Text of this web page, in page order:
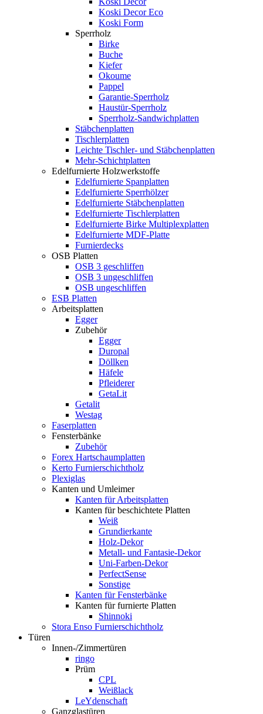
Koski Decor Eco
Koski Form
Sperrholz
Birke
Buche
Kiefer
Okoume
Pappel
Garantie-Sperrholz
Haustür-Sperrholz
Sperrholz-Sandwichplatten
Stäbchenplatten
Tischlerplatten
Leichte Tischler- und Stäbchenplatten
Mehr-Schichtplatten
Edelfurnierte Holzwerkstoffe
Edelfurnierte Spanplatten
Edelfurnierte Sperrhölzer
Edelfurnierte Stäbchenplatten
Edelfurnierte Tischlerplatten
Edelfurnierte Birke Multiplexplatten
Edelfurnierte MDF-Platte
Furnierdecks
OSB Platten
OSB 3 geschliffen
OSB 3 ungeschliffen
OSB ungeschliffen
ESB Platten
Arbeitsplatten
Egger
Zubehör
Egger
Duropal
Döllken
Häfele
Pfleiderer
GetaLit
Getalit
Westag
Faserplatten
Fensterbänke
Zubehör
Forex Hartschaumplatten
Kerto Furnierschichtholz
Plexiglas
Kanten und Umleimer
Kanten für Arbeitsplatten
Kanten für beschichtete Platten
Weiß
Grundierkante
Holz-Dekor
Metall- und Fantasie-Dekor
Uni-Farben-Dekor
PerfectSense
Sonstige
Kanten für Fensterbänke
Kanten für furnierte Platten
Shinnoki
Stora Enso Furnierschichtholz
Türen
Innen-/Zimmertüren
ringo
Prüm
CPL
Weißlack
LeYdenschaft
Ganzglastüren